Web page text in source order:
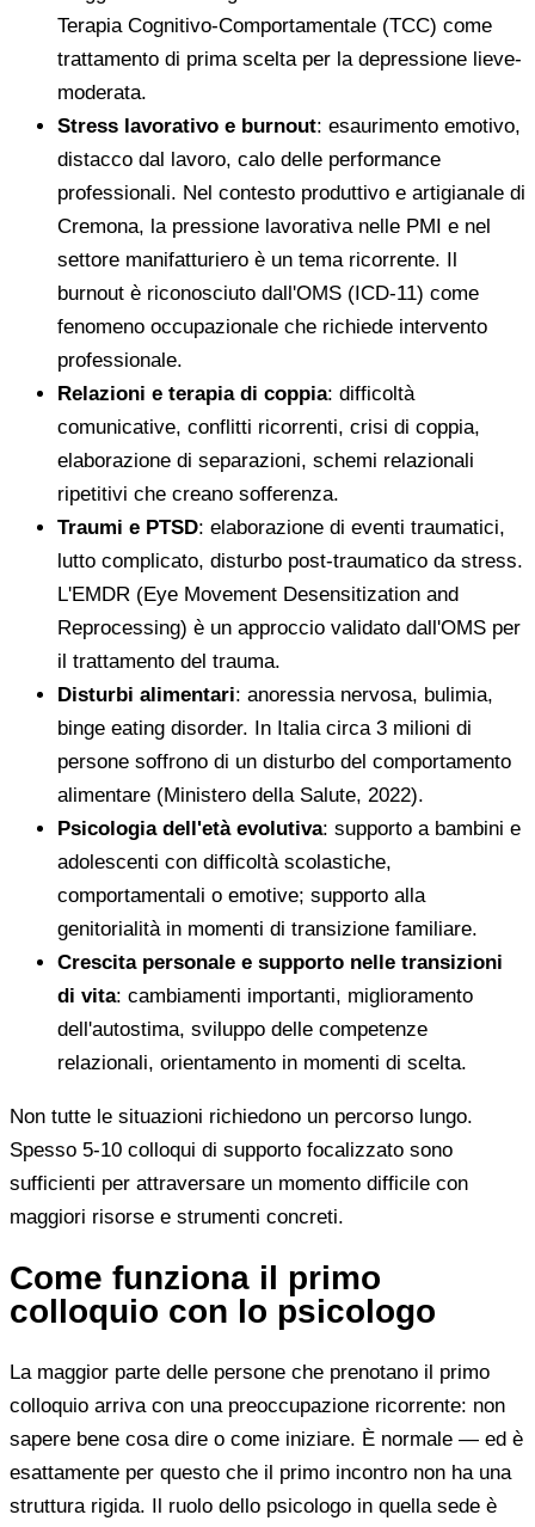
Terapia Cognitivo-Comportamentale (TCC) come
trattamento di prima scelta per la depressione lieve-
moderata.
Stress lavorativo e burnout: esaurimento emotivo,
distacco dal lavoro, calo delle performance
professionali. Nel contesto produttivo e artigianale di
Cremona, la pressione lavorativa nelle PMI e nel
settore manifatturiero è un tema ricorrente. Il
burnout è riconosciuto dall'OMS (ICD-11) come
fenomeno occupazionale che richiede intervento
professionale.
Relazioni e terapia di coppia: difficoltà
comunicative, conflitti ricorrenti, crisi di coppia,
elaborazione di separazioni, schemi relazionali
ripetitivi che creano sofferenza.
Traumi e PTSD: elaborazione di eventi traumatici,
lutto complicato, disturbo post-traumatico da stress.
L'EMDR (Eye Movement Desensitization and
Reprocessing) è un approccio validato dall'OMS per
il trattamento del trauma.
Disturbi alimentari: anoressia nervosa, bulimia,
binge eating disorder. In Italia circa 3 milioni di
persone soffrono di un disturbo del comportamento
alimentare (Ministero della Salute, 2022).
Psicologia dell'età evolutiva: supporto a bambini e
adolescenti con difficoltà scolastiche,
comportamentali o emotive; supporto alla
genitorialità in momenti di transizione familiare.
Crescita personale e supporto nelle transizioni
di vita: cambiamenti importanti, miglioramento
dell'autostima, sviluppo delle competenze
relazionali, orientamento in momenti di scelta.
Non tutte le situazioni richiedono un percorso lungo.
Spesso 5-10 colloqui di supporto focalizzato sono
sufficienti per attraversare un momento difficile con
maggiori risorse e strumenti concreti.
Come funziona il primo
colloquio con lo psicologo
La maggior parte delle persone che prenotano il primo
colloquio arriva con una preoccupazione ricorrente: non
sapere bene cosa dire o come iniziare. È normale — ed è
esattamente per questo che il primo incontro non ha una
struttura rigida. Il ruolo dello psicologo in quella sede è